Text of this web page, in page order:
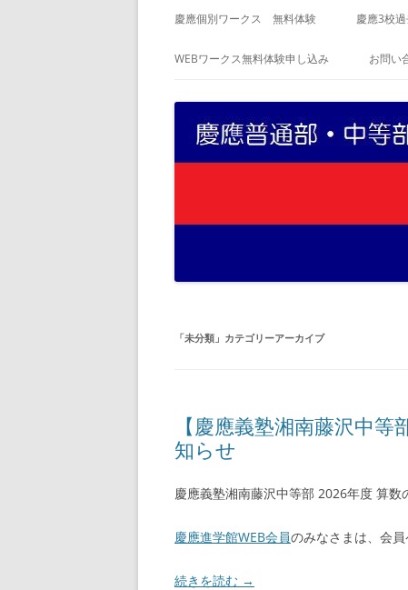
慶應個別ワークス 無料体験 慶應3校
WEBワークス無料体験申し込み お問い
「未分類 」カテゴリーアーカイブ
【慶應義塾湘南藤沢中
知らせ
慶應義塾湘南藤沢中等部 2026年度 算数
慶應進学館WEB会員のみなさまは、会員
続きを読む →